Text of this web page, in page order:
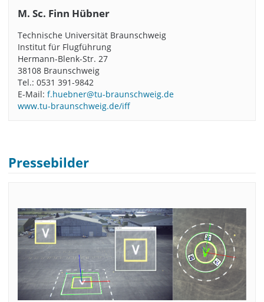
M. Sc. Finn Hübner
Technische Universität Braunschweig
Institut für Flugführung
Hermann-Blenk-Str. 27
38108 Braunschweig
Tel.: 0531 391-9842
E-Mail: f.huebner@tu-braunschweig.de
www.tu-braunschweig.de/iff
Pressebilder